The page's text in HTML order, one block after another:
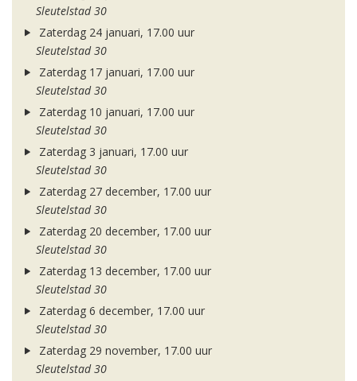
Sleutelstad 30
Zaterdag 24 januari, 17.00 uur
Sleutelstad 30
Zaterdag 17 januari, 17.00 uur
Sleutelstad 30
Zaterdag 10 januari, 17.00 uur
Sleutelstad 30
Zaterdag 3 januari, 17.00 uur
Sleutelstad 30
Zaterdag 27 december, 17.00 uur
Sleutelstad 30
Zaterdag 20 december, 17.00 uur
Sleutelstad 30
Zaterdag 13 december, 17.00 uur
Sleutelstad 30
Zaterdag 6 december, 17.00 uur
Sleutelstad 30
Zaterdag 29 november, 17.00 uur
Sleutelstad 30